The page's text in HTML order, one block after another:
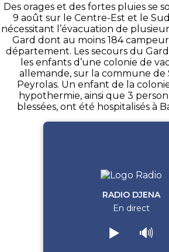
Des orages et des fortes pluies se
9 août sur le Centre-Est et le
nécessitant l’évacuation de
Gard dont au moins 184
département. Les secours du
les enfants d’une colonie de
allemande, sur la commune de
Peyrolas. Un enfant de la
hypothermie, ainsi que 3
blessées, ont été hospitalisés à
RADIO DJENA
En direct
▶️ 🔊